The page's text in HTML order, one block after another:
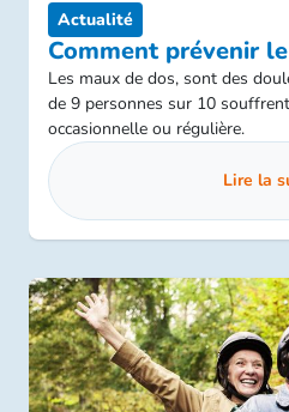
Actualité
Comment prévenir
Les maux de dos, sont des
de 9 personnes sur 10
occasionnelle ou régulière.
Lire la